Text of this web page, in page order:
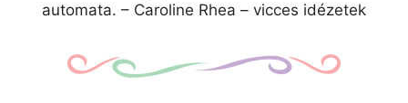
automata. – Caroline Rhea – vicces idézetek